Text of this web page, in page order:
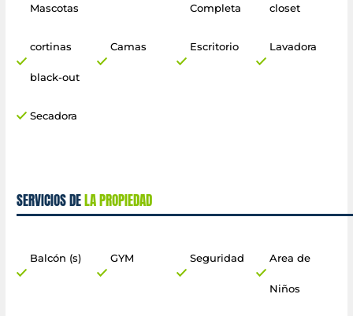
Mascotas Completa closet
cortinas
black-out
Camas Escritorio Lavadora
Secadora
SERVICIOS DELA PROPIEDAD
Balcón (s) GYM Seguridad Area de
Niños